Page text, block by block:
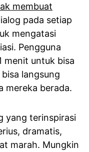
membuat
pada setiap
mengatasi
Pengguna
menit untuk bisa
langsung
mereka berada.
yang terinspirasi
dramatis,
marah. Mungkin